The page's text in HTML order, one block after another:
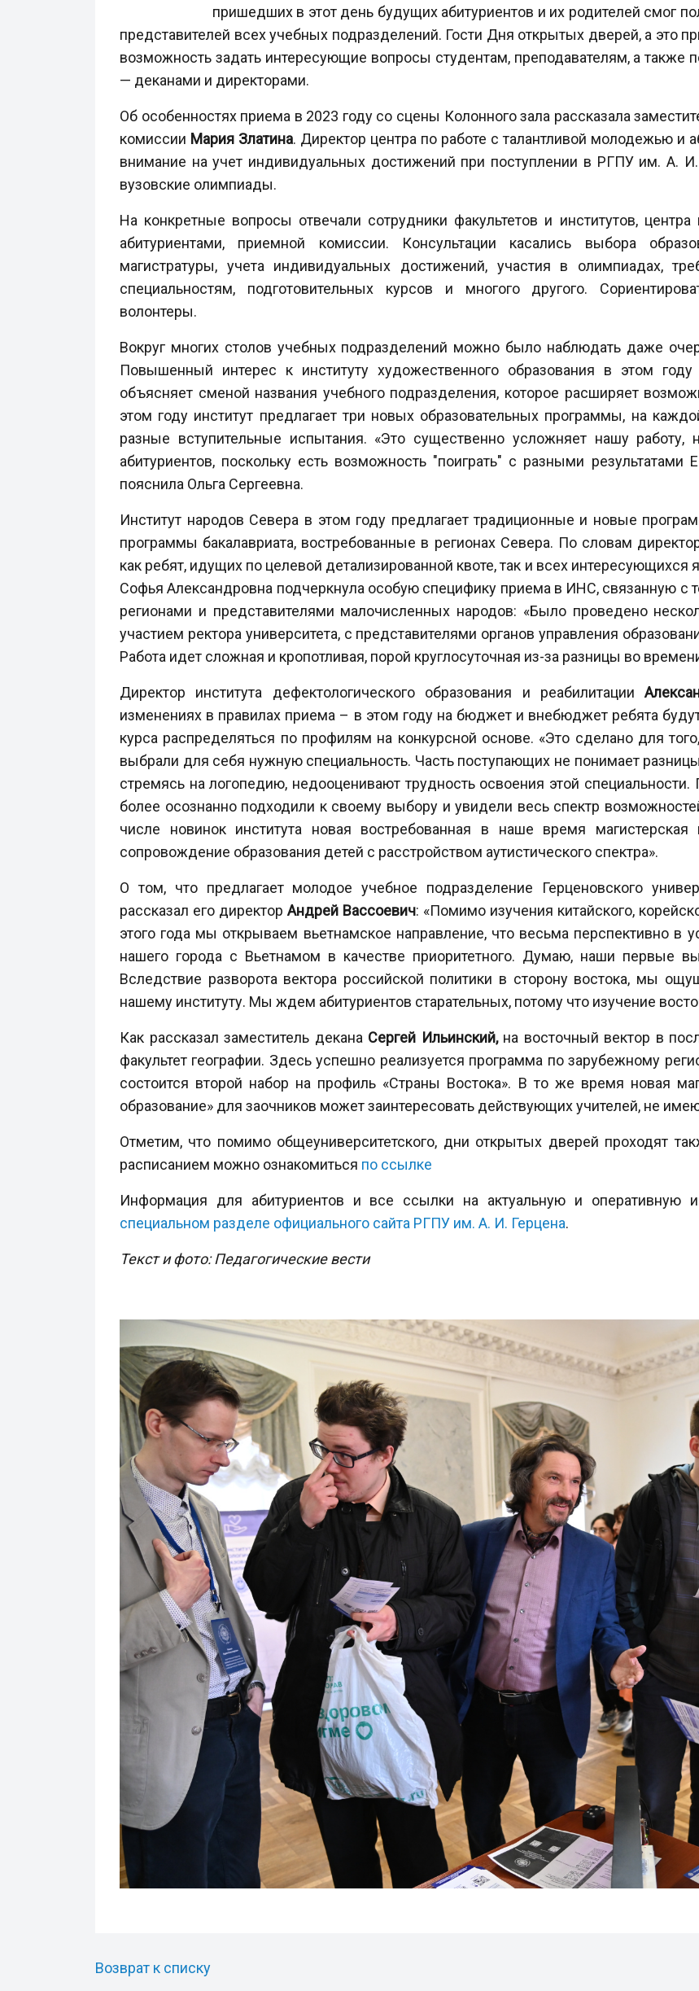
пришедших в этот день будущих абитуриентов и их родителей смог
представителей всех учебных подразделений. Гости Дня открытых дверей, а это
возможность задать интересующие вопросы студентам, преподавателям, а также
— деканами и директорами.
Об особенностях приема в 2023 году со сцены Колонного зала рассказала
комиссии Мария Златина. Директор центра по работе с талантливой молодежью и
внимание на учет индивидуальных достижений при поступлении в РГПУ им. А. И.
вузовские олимпиады.
На конкретные вопросы отвечали сотрудники факультетов и институтов,
абитуриентами, приемной комиссии. Консультации касались выбора
магистратуры, учета индивидуальных достижений, участия в олимпиадах,
специальностям, подготовительных курсов и многого другого.
волонтеры.
Вокруг многих столов учебных подразделений можно было наблюдать даже
Повышенный интерес к институту художественного образования в этом году
объясняет сменой названия учебного подразделения, которое расширяет
этом году институт предлагает три новых образовательных программы, на
разные вступительные испытания. «Это существенно усложняет нашу работу,
абитуриентов, поскольку есть возможность "поиграть" с разными
пояснила Ольга Сергеевна.
Институт народов Севера в этом году предлагает традиционные и новые
программы бакалавриата, востребованные в регионах Севера. По словам
как ребят, идущих по целевой детализированной квоте, так и всех интересующихся
Софья Александровна подчеркнула особую специфику приема в ИНС, связанную
регионами и представителями малочисленных народов: «Было проведено
участием ректора университета, с представителями органов управления
Работа идет сложная и кропотливая, порой круглосуточная из-за разницы во
Директор института дефектологического образования и реабилитации
изменениях в правилах приема – в этом году на бюджет и внебюджет ребята
курса распределяться по профилям на конкурсной основе. «Это сделано для
выбрали для себя нужную специальность. Часть поступающих не понимает
стремясь на логопедию, недооценивают трудность освоения этой
более осознанно подходили к своему выбору и увидели весь спектр
числе новинок института новая востребованная в наше время магистерская
сопровождение образования детей с расстройством аутистического спектра».
О том, что предлагает молодое учебное подразделение Герценовского
рассказал его директор Андрей Вассоевич: «Помимо изучения китайского,
этого года мы открываем вьетнамское направление, что весьма перспективно в
нашего города с Вьетнамом в качестве приоритетного. Думаю, наши первые
Вследствие разворота вектора российской политики в сторону востока, мы
нашему институту. Мы ждем абитуриентов старательных, потому что изучение
Как рассказал заместитель декана Сергей Ильинский,на восточный вектор в
факультет географии. Здесь успешно реализуется программа по зарубежному
состоится второй набор на профиль «Страны Востока». В то же время новая
образование» для заочников может заинтересовать действующих учителей, не
Отметим, что помимо общеуниверситетского, дни открытых дверей проходят
расписанием можно ознакомиться по ссылке
Информация для абитуриентов и все ссылки на актуальную и оперативную
специальном разделе официального сайта РГПУ им. А. И. Герцена.
Текст и фото: Педагогические вести
Возврат к списку